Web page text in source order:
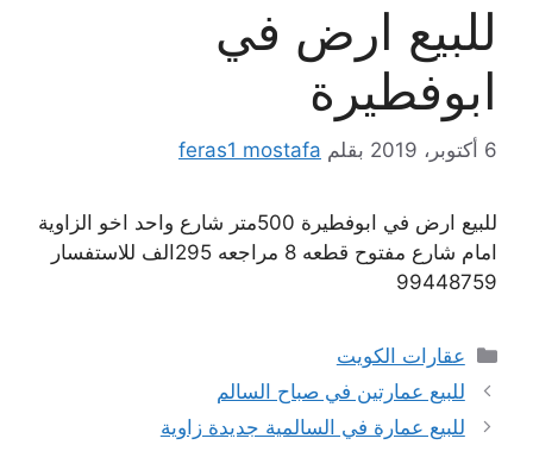
للبيع ارض في
ابوفطيرة
6 أكتوبر، 2019 بقلم feras1 mostafa
للبيع ارض في ابوفطيرة 500متر شارع واحد اخو الزاوية
امام شارع مفتوح قطعه 8 مراجعه 295الف للاستفسار
99448759
التصنيفات
عقارات الكويت
للبيع عمارتين في صباح السالم
للبيع عمارة في السالمية جديدة زاوية